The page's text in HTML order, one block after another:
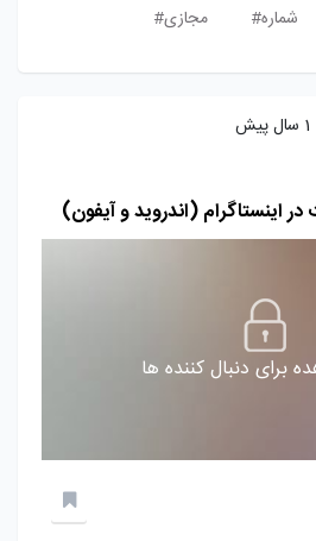
شماره# مجازی#
1 سال پیش
اینستاگرام (اندروید و آیفون)
برای دنبال کننده ها